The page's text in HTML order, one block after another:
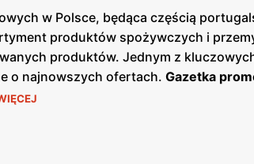
w Polsce, będąca częścią
produktów spożywczych i
produktów. Jednym z
o najnowszych ofertach. Gazetka
klienci mogą planować swoje
mogą liczyć na świeże, wysokiej